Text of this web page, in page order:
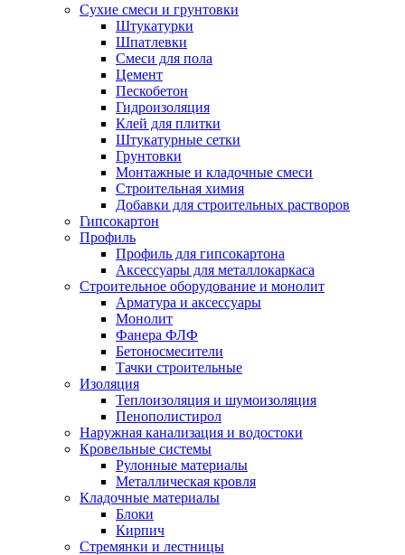
Сухие смеси и грунтовки
Штукатурки
Шпатлевки
Смеси для пола
Цемент
Пескобетон
Гидроизоляция
Клей для плитки
Штукатурные сетки
Грунтовки
Монтажные и кладочные смеси
Строительная химия
Добавки для строительных растворов
Гипсокартон
Профиль
Профиль для гипсокартона
Аксессуары для металлокаркаса
Строительное оборудование и монолит
Арматура и аксессуары
Монолит
Фанера ФЛФ
Бетоносмесители
Тачки строительные
Изоляция
Теплоизоляция и шумоизоляция
Пенополистирол
Наружная канализация и водостоки
Кровельные системы
Рулонные материалы
Металлическая кровля
Кладочные материалы
Блоки
Кирпич
Стремянки и лестницы